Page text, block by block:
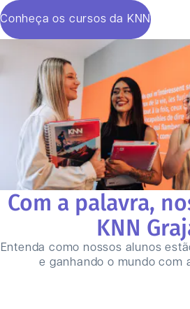
Conheça os cursos da KNN
Com a palavra,
KNN
Entenda como nossos alunos
e ganhando o mundo com